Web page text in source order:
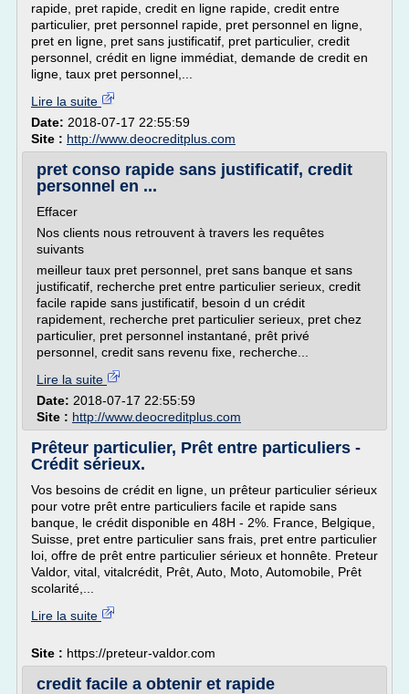
rapide, pret rapide, credit en ligne rapide, credit entre
particulier, pret personnel rapide, pret personnel en ligne,
pret en ligne, pret sans justificatif, pret particulier, credit
personnel, crédit en ligne immédiat, demande de credit en
ligne, taux pret personnel,...
Lire la suite
Date: 2018-07-17 22:55:59
Site : http://www.deocreditplus.com
pret conso rapide sans justificatif, credit
personnel en ...
Effacer
Nos clients nous retrouvent à travers les requêtes
suivants
meilleur taux pret personnel, pret sans banque et sans
justificatif, recherche pret entre particulier serieux, credit
facile rapide sans justificatif, besoin d un crédit
rapidement, recherche pret particulier serieux, pret chez
particulier, pret personnel instantané, prêt privé
personnel, credit sans revenu fixe, recherche...
Lire la suite
Date: 2018-07-17 22:55:59
Site : http://www.deocreditplus.com
Prêteur particulier, Prêt entre particuliers -
Crédit sérieux.
Vos besoins de crédit en ligne, un prêteur particulier sérieux
pour votre prêt entre particuliers facile et rapide sans
banque, le crédit disponible en 48H - 2%. France, Belgique,
Suisse, pret entre particulier sans frais, pret entre particulier
loi, offre de prêt entre particulier sérieux et honnête. Preteur
Valdor, vital, vitalcrédit, Prêt, Auto, Moto, Automobile, Prêt
scolarité,...
Lire la suite
Site : https://preteur-valdor.com
credit facile a obtenir et rapide